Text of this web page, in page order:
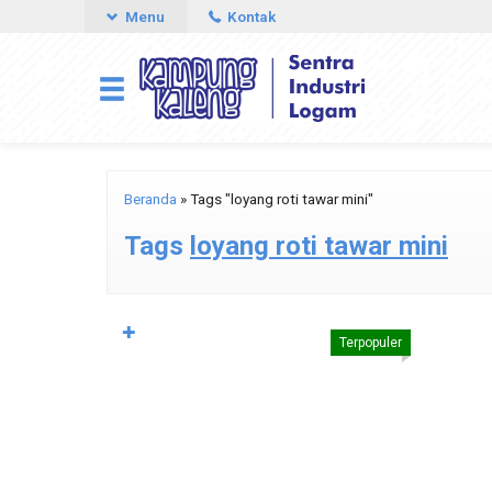
Menu Kontak
Beranda »Tags "loyang roti tawar mini"
Tags loyang roti tawar mini
Terpopuler
✚